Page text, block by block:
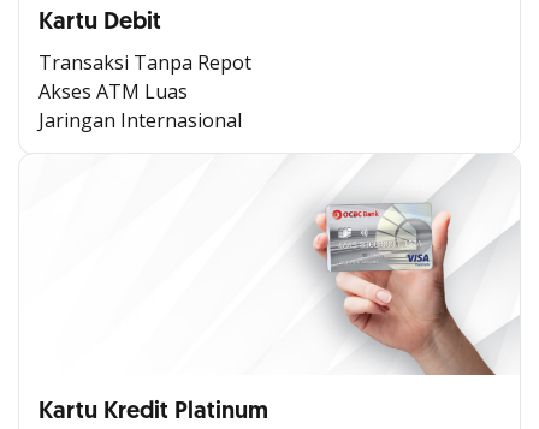
Kartu Debit
Transaksi Tanpa Repot
Akses ATM Luas
Jaringan Internasional
Kartu Kredit Platinum